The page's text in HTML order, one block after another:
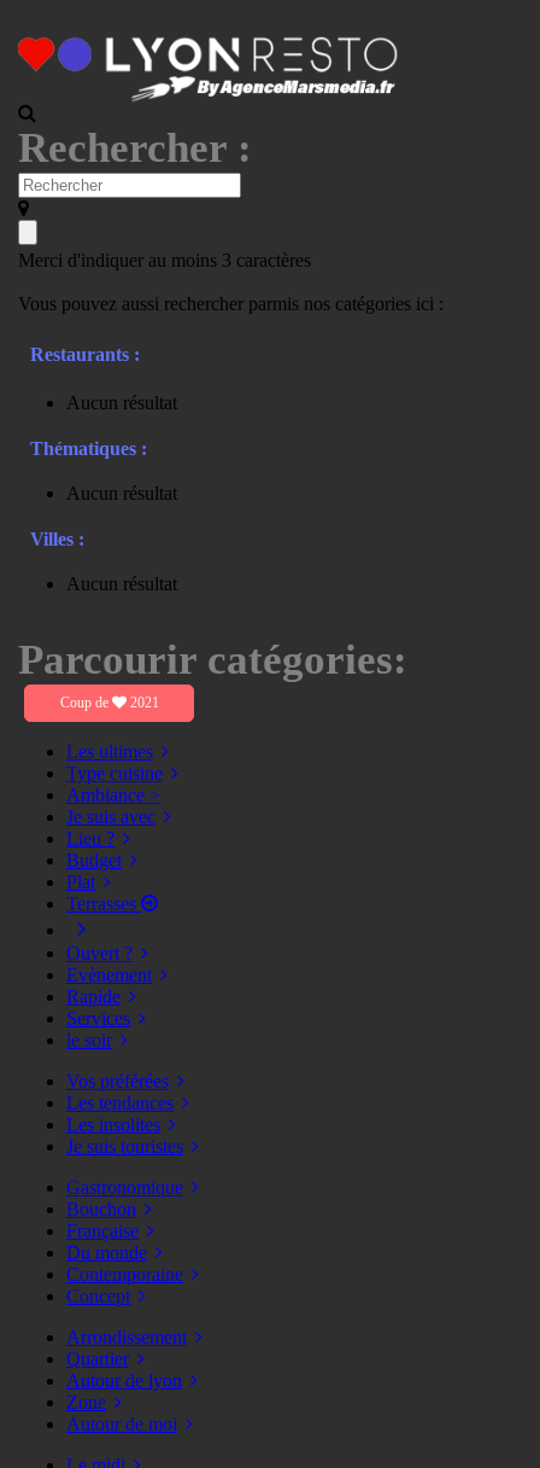
Rechercher :
Merci d'indiquer au moins 3 caractères
Vous pouvez aussi rechercher parmis nos catégories ici :
Restaurants :
Aucun résultat
Thématiques :
Aucun résultat
Villes :
Aucun résultat
Parcourir catégories:
Coup de 2021
Les ultimes
Type cuisine
Ambiance >
Je suis avec
Lieu ?
Budget
Plat
Terrasses
Ouvert ?
Evènement
Rapide
Services
le soir
Vos préférées
Les tendances
Les insolites
Je suis touristes
Gastronomique
Bouchon
Française
Du monde
Contemporaine
Concept
Arrondissement
Quartier
Autour de lyon
Zone
Autour de moi